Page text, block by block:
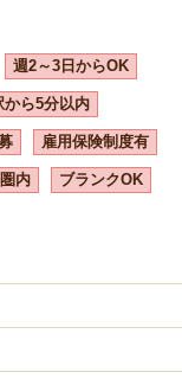
週2～3日からOK
から5分以内
雇用保険制度有
内 ブランクOK